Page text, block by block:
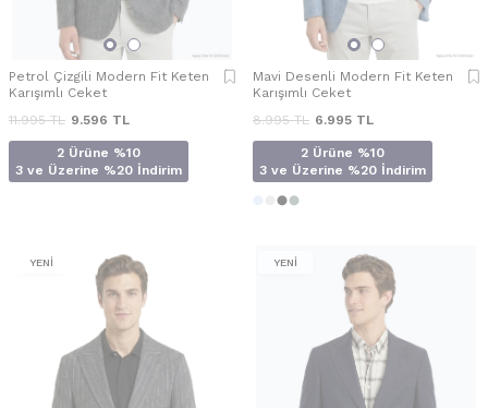
Petrol Çizgili Modern Fit Keten
Karışımlı Ceket
11.995TL 9.596 TL
2 Ürüne %10
3 ve Üzerine %20 İndirim
Mavi Desenli Modern Fit Keten
Karışımlı Ceket
8.995TL 6.995 TL
2 Ürüne %10
3 ve Üzerine %20 İndirim
YENİ YENİ